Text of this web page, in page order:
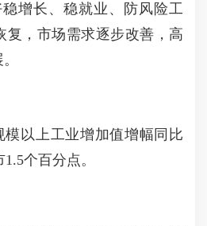
增长、稳就业、防风险工
复，市场需求逐步改善，高
以上工业增加值增幅同比
个百分点。